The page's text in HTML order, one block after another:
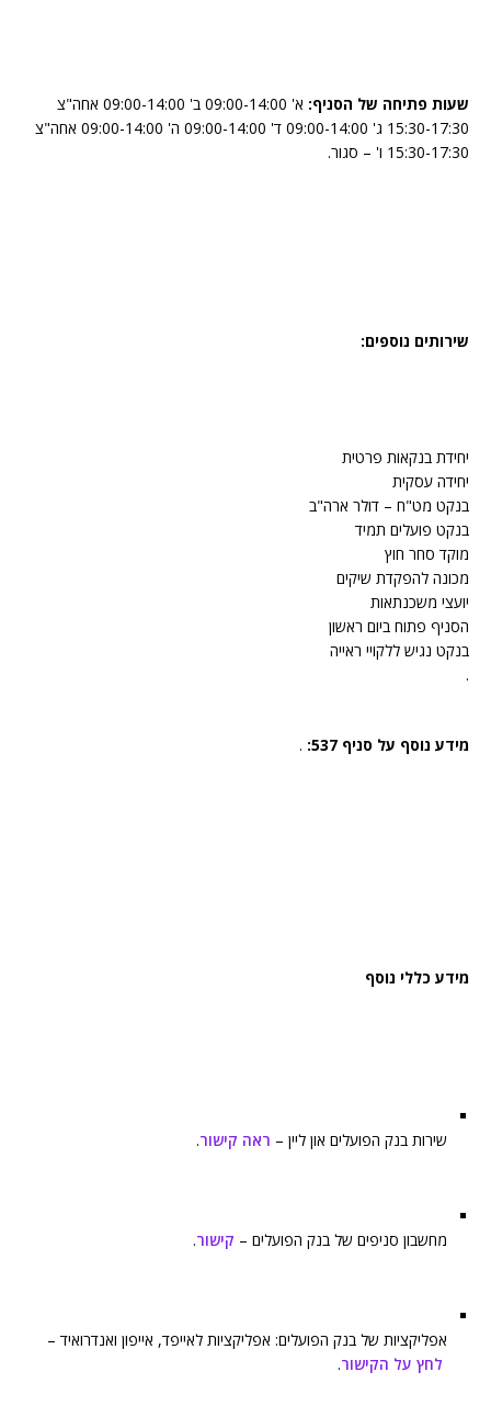
שעות פתיחה של הסניף:
א' 09:00-14:00 ב' 09:00-14:00 אחה"צ
15:30-17:30 ג' 09:00-14:00 ד' 09:00-14:00 ה' 09:00-14:00 אחה"צ
15:30-17:30 ו' – סגור.
שירותים נוספים:
יחידת בנקאות פרטית
יחידה עסקית
בנקט מט"ח – דולר ארה"ב
בנקט פועלים תמיד
מוקד סחר חוץ
מכונה להפקדת שיקים
יועצי משכנתאות
הסניף פתוח ביום ראשון
בנקט נגיש ללקויי ראייה
.
מידע נוסף על סניף 537: .
מידע כללי נוסף
שירות בנק הפועלים און ליין – ראה קישור.
מחשבון סניפים של בנק הפועלים – קישור.
אפליקציות של בנק הפועלים: אפליקציות לאייפד, אייפון ואנדרואיד –
לחץ על הקישור.